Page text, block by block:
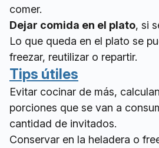
comer.
Dejar comida en el plato, si
Lo que queda en el plato se
freezar, reutilizar o repartir.
Tips útiles
Evitar cocinar de más,
porciones que se van a
cantidad de invitados.
Conservar en la heladera o